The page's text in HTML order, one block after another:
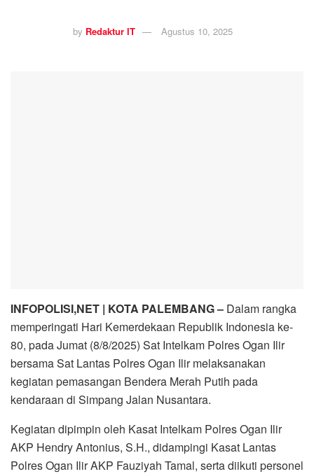
by Redaktur IT Agustus 10, 2025
INFOPOLISI,NET | KOTA PALEMBANG – Dalam rangka
memperingati Hari Kemerdekaan Republik Indonesia ke-
80, pada Jumat (8/8/2025) Sat Intelkam Polres Ogan Ilir
bersama Sat Lantas Polres Ogan Ilir melaksanakan
kegiatan pemasangan Bendera Merah Putih pada
kendaraan di Simpang Jalan Nusantara.
Kegiatan dipimpin oleh Kasat Intelkam Polres Ogan Ilir
AKP Hendry Antonius, S.H., didampingi Kasat Lantas
Polres Ogan Ilir AKP Fauziyah Tamal, serta diikuti personel